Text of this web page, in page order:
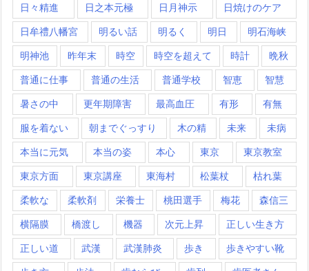
日々精進 日之本元極 日月神示 日焼けのケア
日牟禮八幡宮 明るい話 明るく 明日 明石海峡
明神池 昨年末 時空 時空を超えて 時計 晩秋
普通に仕事 普通の生活 普通学校 智恵 智慧
暑さの中 更年期障害 最高血圧 有形 有無
服を着ない 朝までぐっすり 木の精 未来 未病
本当に元気 本当の姿 本心 東京 東京教室
東京方面 東京講座 東海村 松葉杖 枯れ葉
柔軟な 柔軟剤 栄養士 桃田選手 梅花 森信三
横隔膜 橋渡し 機器 次元上昇 正しい生き方
正しい道 武漢 武漢肺炎 歩き 歩きやすい靴